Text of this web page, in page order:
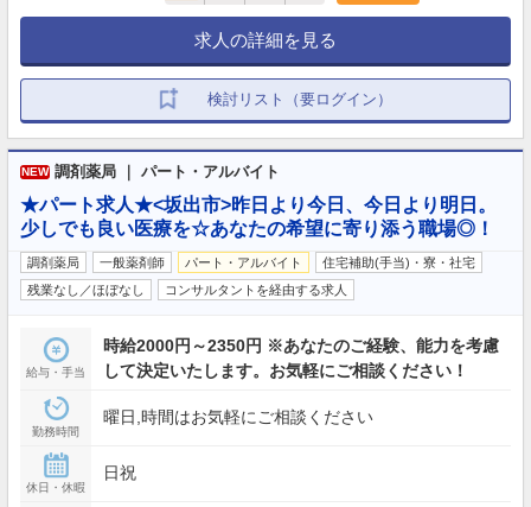
求人の詳細を見る
検討リスト（要ログイン）
NEW 調剤薬局 ｜ パート・アルバイト
★パート求人★<坂出市>昨日より今日、今日より明日。
少しでも良い医療を☆あなたの希望に寄り添う職場◎！
調剤薬局 一般薬剤師 パート・アルバイト
住宅補助(手当)・寮・社宅
残業なし／ほぼなし
コンサルタントを経由する求人
給与・手当
時給2000円～2350円 ※あなたのご経験、能力を考慮
して決定いたします。お気軽にご相談ください！
勤務時間
曜日,時間はお気軽にご相談ください
休日・休暇
日祝